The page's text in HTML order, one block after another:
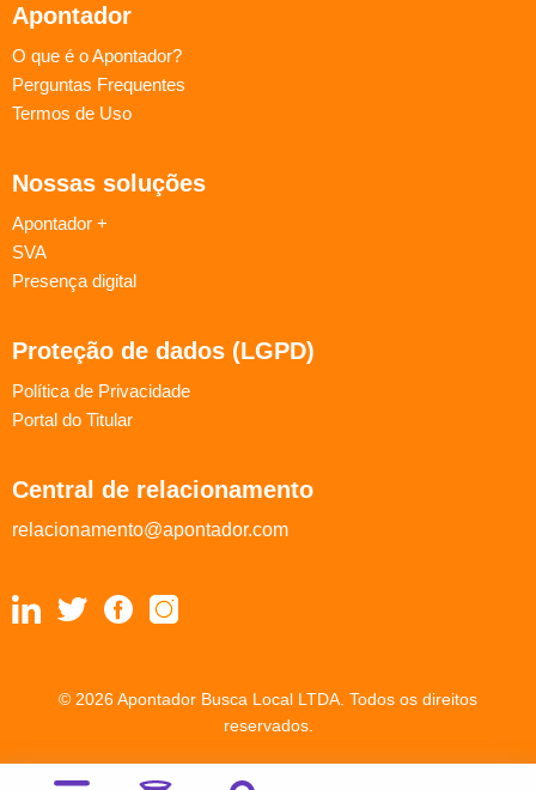
Apontador
O que é o Apontador?
Perguntas Frequentes
Termos de Uso
Nossas soluções
Apontador +
SVA
Presença digital
Proteção de dados (LGPD)
Política de Privacidade
Portal do Titular
Central de relacionamento
relacionamento@apontador.com
© 2026 Apontador Busca Local LTDA. Todos os direitos
reservados.